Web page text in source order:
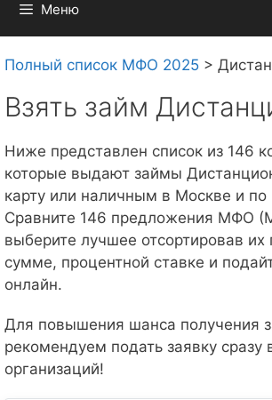
Меню
Полный список МФО 2025 >
Взять займ
Ниже представлен список из 146
которые выдают займы
карту или наличным в Москве и по
Сравните 146 предложения МФО
выберите лучшее отсортировав их
сумме, процентной ставке и
онлайн.
Для повышения шанса получения
рекомендуем подать заявку сразу
организаций!